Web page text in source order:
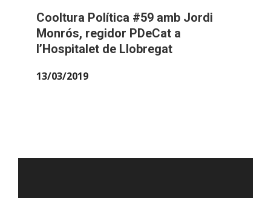
Cooltura Política #59 amb Jordi
Monrós, regidor PDeCat a
l’Hospitalet de Llobregat
13/03/2019